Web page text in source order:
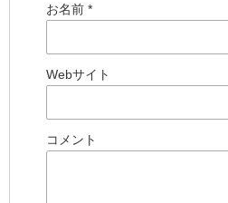
お名前 *
Webサイト
コメント